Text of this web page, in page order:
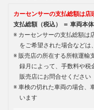
カーセンサーの支払総額は店
支払総額（税込） ＝ 車両本
カーセンサーの支払総額は
をご希望された場合などは
販売店の所在する所轄運輸
録月によって、手数料や税
販売店にお問合せください
車検の切れた車両の場合、
います